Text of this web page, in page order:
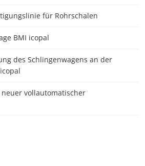
für Rohrschalen
BMI icopal
des Schlingenwagens an der
vollautomatischer